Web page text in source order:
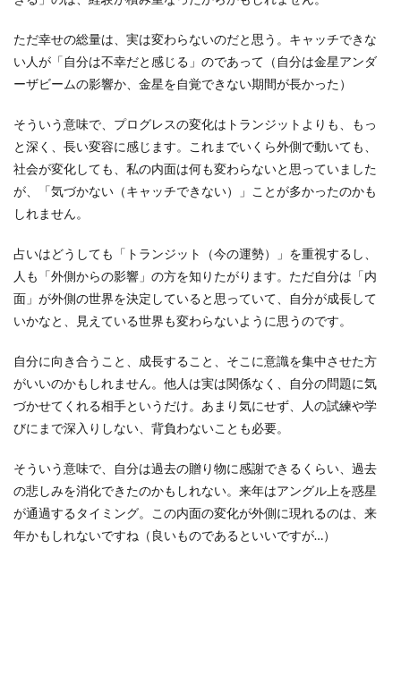
ただ幸せの総量は、実は変わらないのだと思う。キャッチできな
い人が「自分は不幸だと感じる」のであって（自分は金星アンダ
ーザビームの影響か、金星を自覚できない期間が長かった）
そういう意味で、プログレスの変化はトランジットよりも、もっ
と深く、長い変容に感じます。これまでいくら外側で動いても、
社会が変化しても、私の内面は何も変わらないと思っていました
が、「気づかない（キャッチできない）」ことが多かったのかも
しれません。
占いはどうしても「トランジット（今の運勢）」を重視するし、
人も「外側からの影響」の方を知りたがります。ただ自分は「内
面」が外側の世界を決定していると思っていて、自分が成長して
いかなと、見えている世界も変わらないように思うのです。
自分に向き合うこと、成長すること、そこに意識を集中させた方
がいいのかもしれません。他人は実は関係なく、自分の問題に気
づかせてくれる相手というだけ。あまり気にせず、人の試練や学
びにまで深入りしない、背負わないことも必要。
そういう意味で、自分は過去の贈り物に感謝できるくらい、過去
の悲しみを消化できたのかもしれない。来年はアングル上を惑星
が通過するタイミング。この内面の変化が外側に現れるのは、来
年かもしれないですね（良いものであるといいですが…）